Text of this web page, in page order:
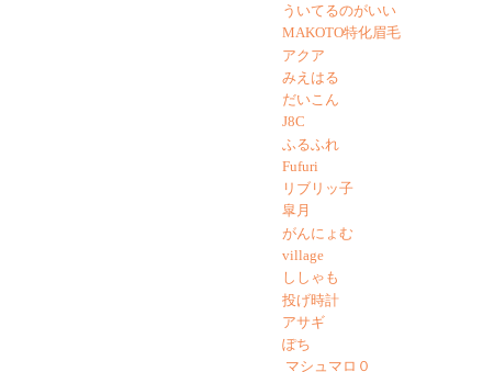
ういてるのがいい
MAKOTO特化眉毛
アクア
みえはる
だいこん
J8C
ふるふれ
Fufuri
リブリッ子
皐月
がんにょむ
village
ししゃも
投げ時計
アサギ
ぽち
マシュマロ０